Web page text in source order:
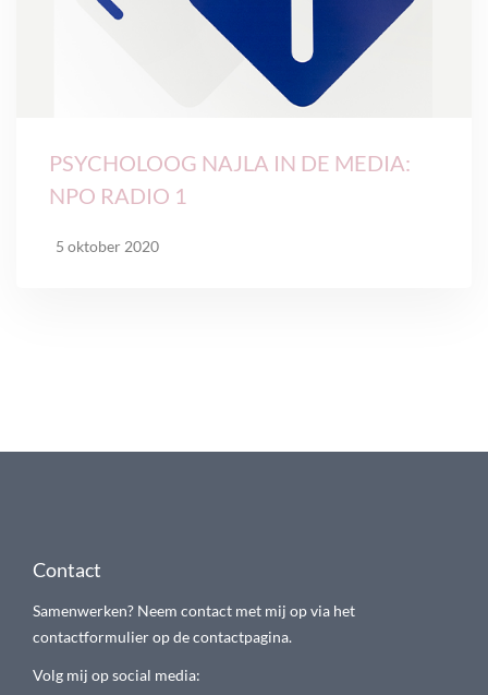
PSYCHOLOOG NAJLA IN DE MEDIA:
NPO RADIO 1
5 oktober 2020
Contact
Samenwerken? Neem contact met mij op via het
contactformulier op de contactpagina.
Volg mij op social media: